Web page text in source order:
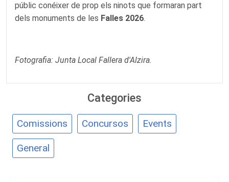
públic conéixer de prop els ninots que formaran part
dels monuments de les Falles 2026.
Fotografia: Junta Local Fallera d'Alzira.
Categories
Comissions Concursos Events
General